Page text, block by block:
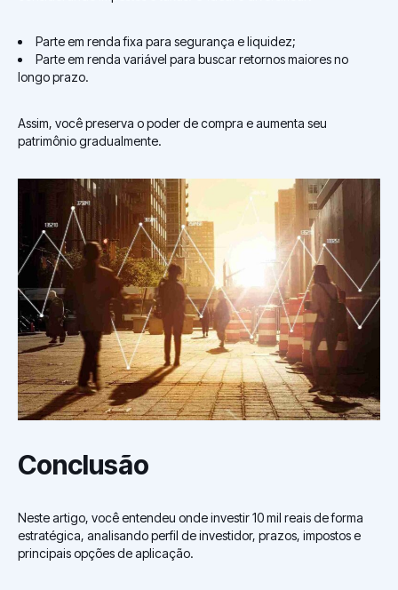
Parte em renda fixa para segurança e liquidez;
Parte em renda variável para buscar retornos maiores no
longo prazo.
Assim, você preserva o poder de compra e aumenta seu
patrimônio gradualmente.
Conclusão
Neste artigo, você entendeu onde investir 10 mil reais de forma
estratégica, analisando perfil de investidor, prazos, impostos e
principais opções de aplicação.